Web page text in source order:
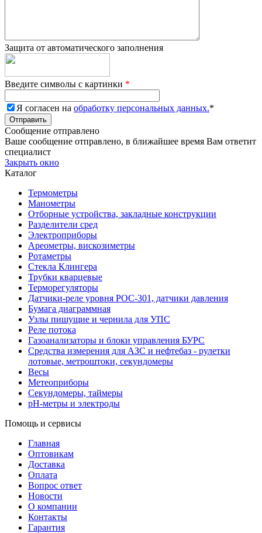
Защита от автоматического заполнения
Введите символы с картинки *
Я согласен на обработку персональных данных.*
Сообщение отправлено
Ваше сообщение отправлено, в ближайшее время Вам ответит
специалист
Закрыть окно
Каталог
Термометры
Манометры
Отборные устройства, закладные конструкции
Разделители сред
Электроприборы
Ареометры, вискозиметры
Ротаметры
Стекла Клингера
Трубки кварцевые
Терморегуляторы
Датчики-реле уровня РОС-301, датчики давления
Бумага диаграммная
Узлы пишущие и чернила для УПС
Реле потока
Газоанализаторы и блоки управления БУРС
Средства измерения для АЗС и нефтебаз - рулетки
лотовые, метроштоки, секундомеры
Весы
Метеоприборы
Секундомеры, таймеры
pH-метры и электроды
Помощь и сервисы
Главная
Оптовикам
Доставка
Оплата
Вопрос ответ
Новости
О компании
Контакты
Гарантия